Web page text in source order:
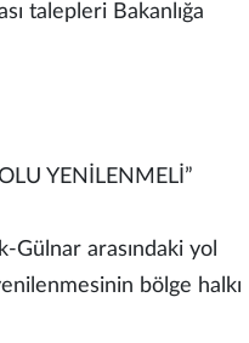
talepleri Bakanlığa
YENİLENMELİ”
Gülnar arasındaki yol
bölge halkı